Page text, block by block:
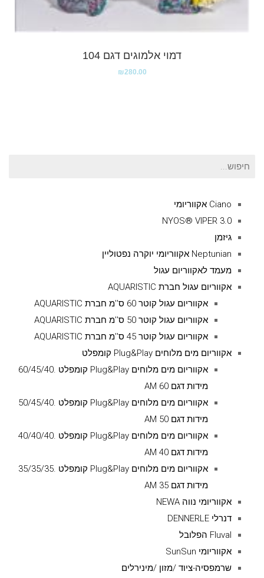
דמוי אלמוגים דגם 104
₪280.00
חיפוש
Ciano אקווריומי
NYOS® VIPER 3.0
גיזמן
Neptunian אקווריומי יוקרה נפטוליין
מעמד לאקווריום עגול
אקווריום עגול חברת AQUARISTIC
אקווריום עגול קוטר 60 ס''מ חברת AQUARISTIC
אקווריום עגול קוטר 50 ס''מ חברת AQUARISTIC
אקווריום עגול קוטר 45 ס''מ חברת AQUARISTIC
אקווריום מים מלוחים Plug&Play קומפלט
אקווריום מים מלוחים Plug&Play קומפלט .60/45/40
מידות דגם AM 60
אקווריום מים מלוחים Plug&Play קומפלט .50/45/40
מידות דגם AM 50
אקווריום מים מלוחים Plug&Play קומפלט .40/40/40
מידות דגם AM 40
אקווריום מים מלוחים Plug&Play קומפלט .35/35/35
מידות דגם AM 35
אקווריומי נווה NEWA
דנרלי DENNERLE
Fluval הפלובל
אקווריומי SunSun
שרמפסיה-ציוד /מזון /מינירלים